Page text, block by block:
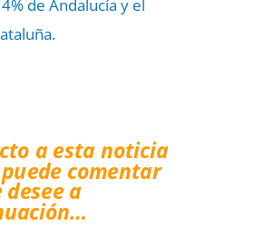
de Andalucía y el
a esta noticia
comentar
a